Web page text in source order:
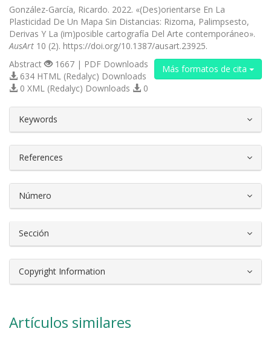
González-García, Ricardo. 2022. «(Des)orientarse En La
Plasticidad De Un Mapa Sin Distancias: Rizoma, Palimpsesto,
Derivas Y La (im)posible cartografía Del Arte contemporáneo».
AusArt 10 (2). https://doi.org/10.1387/ausart.23925.
Más formatos de cita
Abstract
1667 | PDF Downloads
634 HTML (Redalyc) Downloads
0 XML (Redalyc) Downloads
0
Keywords
References
Número
Sección
Copyright Information
Artículos similares